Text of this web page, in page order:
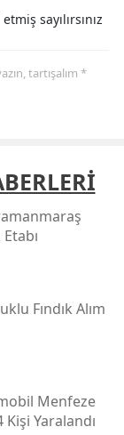
sayılırsınız
tartışalım *
Fındık Alım
Menfeze
Kişi Yaralandı